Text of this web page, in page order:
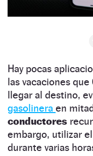
Hay pocas
las vacaciones que
llegar al destino,
gasolinera en
conductores
embargo, utilizar el
durante varias